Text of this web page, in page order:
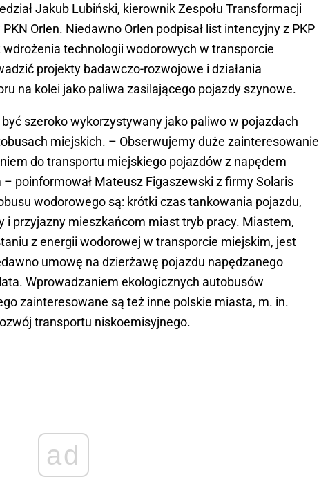
Jakub Lubiński, kierownik Zespołu Transformacji
Orlen. Niedawno Orlen podpisał list intencyjny z PKP
wdrożenia technologii wodorowych w transporcie
projekty badawczo-rozwojowe i działania
na kolei jako paliwa zasilającego pojazdy szynowe.
szeroko wykorzystywany jako paliwo w pojazdach
miejskich. – Obserwujemy duże zainteresowanie
do transportu miejskiego pojazdów z napędem
poinformował Mateusz Figaszewski z firmy Solaris
wodorowego są: krótki czas tankowania pojazdu,
i przyjazny mieszkańcom miast tryb pracy. Miastem,
z energii wodorowej w transporcie miejskim, jest
umowę na dzierżawę pojazdu napędzanego
Wprowadzaniem ekologicznych autobusów
zainteresowane są też inne polskie miasta, m. in.
transportu niskoemisyjnego.
ad